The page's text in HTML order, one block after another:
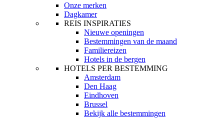
Onze merken
Dagkamer
REIS INSPIRATIES
Nieuwe openingen
Bestemmingen van de maand
Familiereizen
Hotels in de bergen
HOTELS PER BESTEMMING
Amsterdam
Den Haag
Eindhoven
Brussel
Bekijk alle bestemmingen